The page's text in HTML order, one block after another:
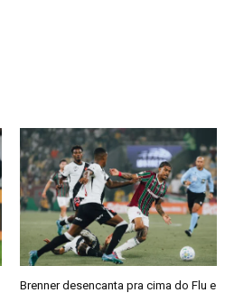
Brenner desencanta pra cima do Flu e